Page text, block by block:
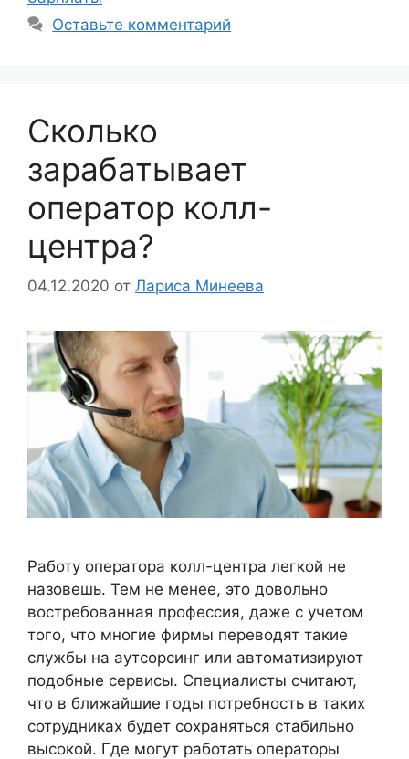
Оставьте комментарий
Сколько
зарабатывает
оператор колл-
центра?
04.12.2020 от Лариса Минеева
Работу оператора колл-центра легкой не
назовешь. Тем не менее, это довольно
востребованная профессия, даже с учетом
того, что многие фирмы переводят такие
службы на аутсорсинг или автоматизируют
подобные сервисы. Специалисты считают,
что в ближайшие годы потребность в таких
сотрудниках будет сохраняться стабильно
высокой. Где могут работать операторы